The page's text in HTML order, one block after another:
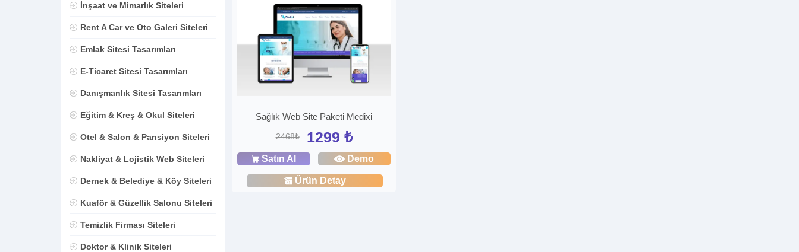
İnşaat ve Mimarlık Siteleri
Rent A Car ve Oto Galeri Siteleri
Emlak Sitesi Tasarımları
E-Ticaret Sitesi Tasarımları
Danışmanlık Sitesi Tasarımları
Eğitim & Kreş & Okul Siteleri
Otel & Salon & Pansiyon Siteleri
Nakliyat & Lojistik Web Siteleri
Dernek & Belediye & Köy Siteleri
Kuaför & Güzellik Salonu Siteleri
Temizlik Firması Siteleri
Doktor & Klinik Siteleri
Sağlık Web Site Paketi Medixi
2468₺ 1299 ₺
Satın Al Demo
Ürün Detay